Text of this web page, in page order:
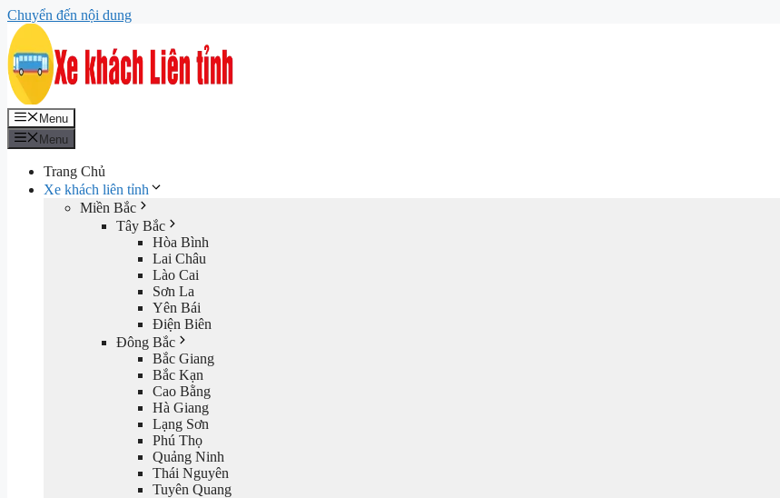
Chuyển đến nội dung
Menu
Menu
Trang Chủ
Xe khách liên tỉnh
Miền Bắc
Tây Bắc
Hòa Bình
Lai Châu
Lào Cai
Sơn La
Yên Bái
Điện Biên
Đông Bắc
Bắc Giang
Bắc Kạn
Cao Bằng
Hà Giang
Lạng Sơn
Phú Thọ
Quảng Ninh
Thái Nguyên
Tuyên Quang